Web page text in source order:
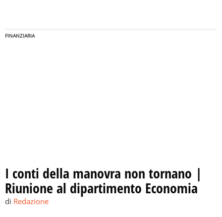
FINANZIARIA
I conti della manovra non tornano |
Riunione al dipartimento Economia
di Redazione